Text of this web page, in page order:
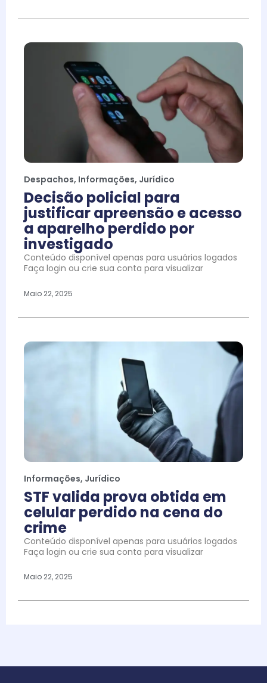
Despachos, Informações, Jurídico
Decisão policial para
justificar apreensão e acesso
a aparelho perdido por
investigado
Conteúdo disponível apenas para usuários logados
Faça login ou crie sua conta para visualizar
Maio 22, 2025
Informações, Jurídico
STF valida prova obtida em
celular perdido na cena do
crime
Conteúdo disponível apenas para usuários logados
Faça login ou crie sua conta para visualizar
Maio 22, 2025